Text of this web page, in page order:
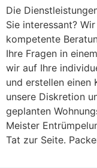
Die
Sie interessant?
kompetente
Ihre Fragen in
wir auf Ihre
und erstellen einen
unsere Diskretion
geplanten
Meister
Tat zur Seite.